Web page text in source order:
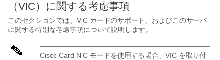
（VIC）に関する考慮事項
このセクションでは、VIC カードのサポート、およびこのサーバ
に関する特別な考慮事項について説明します。
Cisco Card NIC モードを使用する場合、VIC を取り付